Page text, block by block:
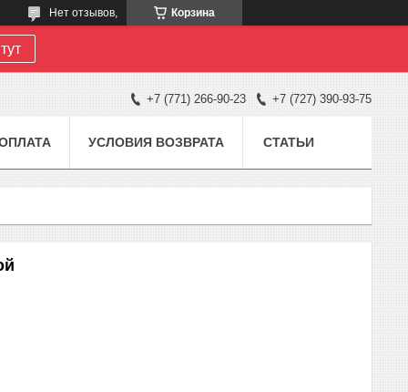
Корзина
Нет отзывов,
+7 (771) 266-90-23 +7 (727) 390-93-75
УСЛОВИЯ ВОЗВРАТА СТАТЬИ